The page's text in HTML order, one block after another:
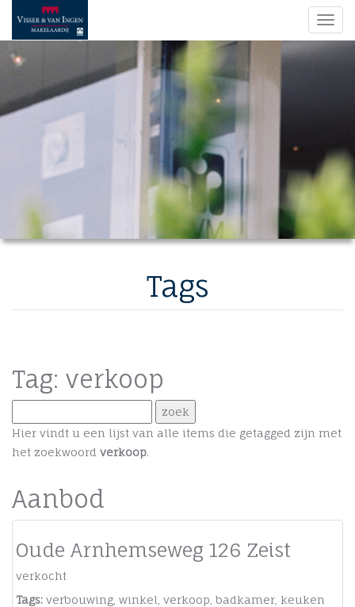
Tags
Tag: verkoop
Hier vindt u een lijst van alle items die getagged zijn met
het zoekwoord verkoop.
Aanbod
Oude Arnhemseweg 126 Zeist
verkocht
Tags: verbouwing winkel verkoop badkamer keuken